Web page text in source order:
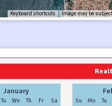
Keyboard shortcuts Image may be
January
Tu We Th Fr Sa Su Mo Tu